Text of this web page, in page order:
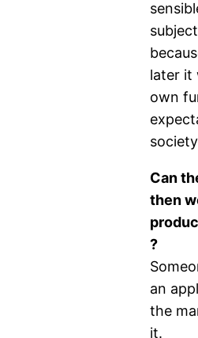
later it
own
Can
then
?
an
the
it.